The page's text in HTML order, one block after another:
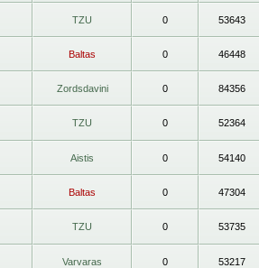
TZU 0 53643
Baltas 0 46448
Zordsdavini 0 84356
TZU 0 52364
Aistis 0 54140
Baltas 0 47304
TZU 0 53735
Varvaras 0 53217